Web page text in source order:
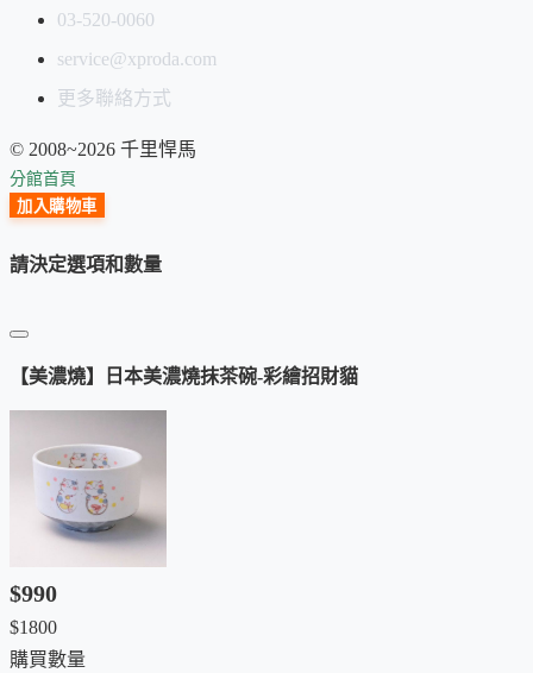
，廣受日本及歐美先進國家的愛用。
首次上架日期：2026-06-03
03-520-0060
service@xproda.com
更多聯絡方式
© 2008~2026 千里悍馬
分館首頁
加入購物車
請決定選項和數量
【美濃燒】日本美濃燒抹茶碗-彩繪招財貓
$990
$1800
購買數量